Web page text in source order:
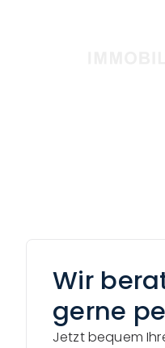
Wir
gerne
Jetzt bequem